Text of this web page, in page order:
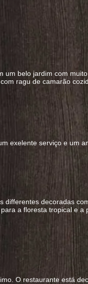
um belo jardim com
ragu de camarão
exelente serviço e um
differentes decoradas
a floresta tropical e a
O restaurante está